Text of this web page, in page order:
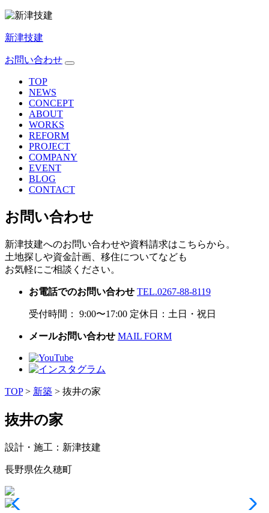
新津技建
お問い合わせ
TOP
NEWS
CONCEPT
ABOUT
WORKS
REFORM
PROJECT
COMPANY
EVENT
BLOG
CONTACT
お問い合わせ
新津技建へのお問い合わせや資料請求はこちらから。
土地探しや資金計画、移住についてなども
お気軽にご相談ください。
お電話でのお問い合わせ TEL.0267-88-8119
受付時間： 9:00〜17:00 定休日：土日・祝日
メールお問い合わせ MAIL FORM
TOP> 新築 > 抜井の家
抜井の家
設計・施工：新津技建
長野県佐久穂町